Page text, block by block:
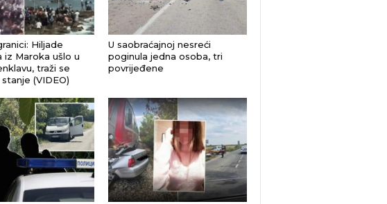
Hiljade
iz Maroka ušlo u
traži se
(VIDEO)
U saobraćajnoj nesreći
poginula jedna osoba, tri
povrijeđene